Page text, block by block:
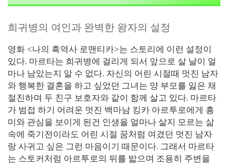
희귀병의 여인과 완벽한 왕자의 설정
영화 <나의 흑역사 로맨티카>는 스토리에 이런 설정이
있다. 마르타는 희귀병에 걸리게 되서 앞으로 살 날이 얼
마나 남았는지 알 수 없다. 자신의 어린 시절때 멋진 남자
와 행복한 결혼을 하고 싶었던 그녀는 양 부모를 잃은 채
절친하며 두 친구 보호자와 같이 함께 살고 있다. 마르타
가 범접 하기 어려운 멋진 백마남 킹카 아르투로에게 흥
미와 관심을 보이게 된건 인생을 얼마나 살지 모르는 삶
속에 죽기전이라도 어린 시절 꿈처럼 여겼던 멋진 남자
랑 사귀고 싶은 그런 마음이기 때문이다. 그래서 마르타
는 스토커처럼 아르투로의 뒤를 밟으며 조용히 주변을